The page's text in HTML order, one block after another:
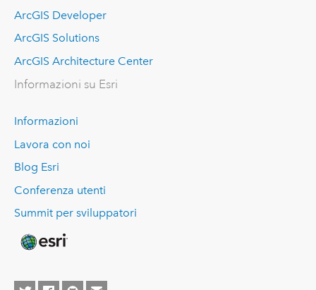
ArcGIS Developer
ArcGIS Solutions
ArcGIS Architecture Center
Informazioni su Esri
Informazioni
Lavora con noi
Blog Esri
Conferenza utenti
Summit per sviluppatori